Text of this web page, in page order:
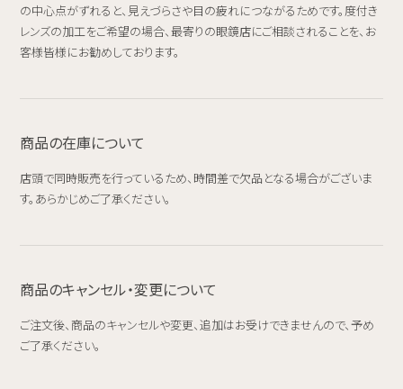
の中心点がずれると、見えづらさや目の疲れにつながるためです。度付き
レンズの加工をご希望の場合、最寄りの眼鏡店にご相談されることを、お
客様皆様にお勧めしております。
商品の在庫について
店頭で同時販売を行っているため、時間差で欠品となる場合がございま
す。あらかじめご了承ください。
商品のキャンセル・変更について
ご注文後、商品のキャンセルや変更、追加はお受けできませんので、予め
ご了承ください。